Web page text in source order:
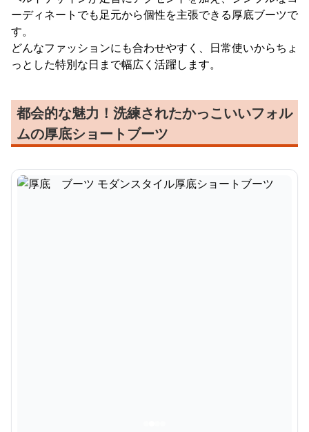
ーディネートでも足元から個性を主張できる厚底ブーツで
す。
どんなファッションにも合わせやすく、日常使いからちょ
っとした特別な日まで幅広く活躍します。
都会的な魅力！洗練されたかっこいいフォル
ムの厚底ショートブーツ